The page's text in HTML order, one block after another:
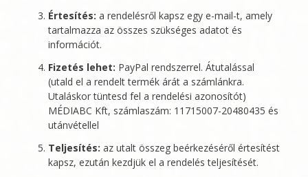
Értesítés: a rendelésről kapsz egy e-mail-t, amely
tartalmazza az összes szükséges adatot és
információt.
Fizetés lehet: PayPal rendszerrel. Átutalással
(utald el a rendelt termék árát a számlánkra.
Utaláskor tüntesd fel a rendelési azonosítót)
MÉDIABC Kft, számlaszám: 11715007-20480435 és
utánvétellel
Teljesítés: az utalt összeg beérkezéséről értesítést
kapsz, ezután kezdjük el a rendelés teljesítését.